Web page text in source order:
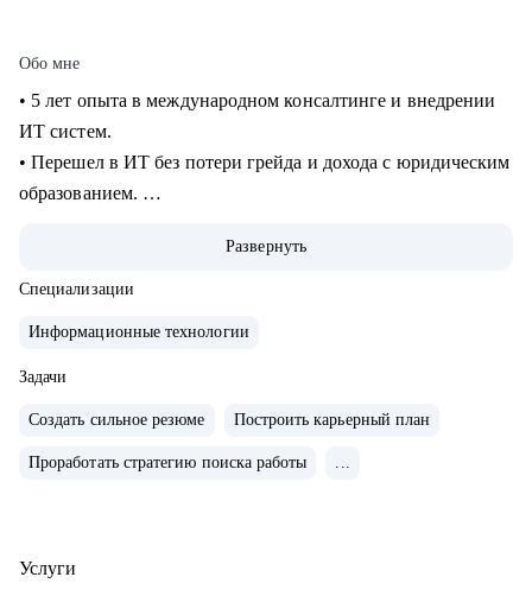
Обо мне
• 5 лет опыта в международном консалтинге и внедрении
ИТ систем.
• Перешел в ИТ без потери грейда и дохода с юридическим
образованием.
должность руководителя проектов.
• На позиции бизнес-аналитика оптимизировал 300+
• Руководил проектом автоматизации бизнеса на 3000
пользователей.
• Провел 30+ карьерных консультаций.
направления в Сбере.
• Выделяющееся резюме.
Развернуть
Специализации
Информационные технологии
Задачи
Создать сильное резюме Построить карьерный план
Проработать стратегию поиска работы ...
Услуги